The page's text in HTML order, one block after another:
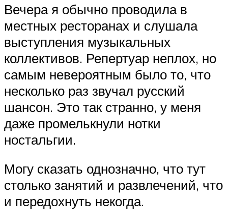
Вечера я обычно проводила в
местных ресторанах и слушала
выступления музыкальных
коллективов. Репертуар неплох, но
самым невероятным было то, что
несколько раз звучал русский
шансон. Это так странно, у меня
даже промелькнули нотки
ностальгии.
Могу сказать однозначно, что тут
столько занятий и развлечений, что
и передохнуть некогда.